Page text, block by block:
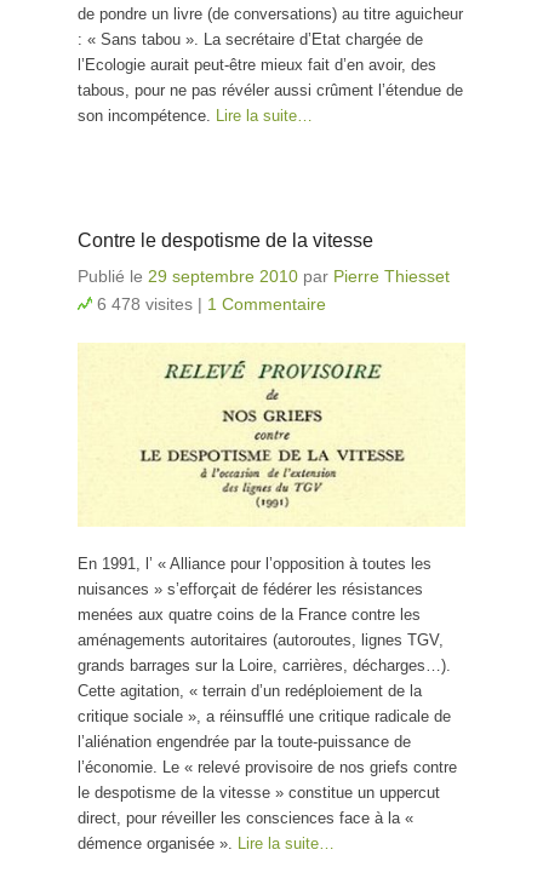
de pondre un livre (de conversations) au titre aguicheur
: « Sans tabou ». La secrétaire d’Etat chargée de
l’Ecologie aurait peut-être mieux fait d’en avoir, des
tabous, pour ne pas révéler aussi crûment l’étendue de
son incompétence.
Lire la suite…
Contre le despotisme de la vitesse
Publié le 29 septembre 2010 par Pierre Thiesset
6 478 visites | 1 Commentaire
En 1991, l’ « Alliance pour l’opposition à toutes les
nuisances » s’efforçait de fédérer les résistances
menées aux quatre coins de la France contre les
aménagements autoritaires (autoroutes, lignes TGV,
grands barrages sur la Loire, carrières, décharges…).
Cette agitation, « terrain d’un redéploiement de la
critique sociale », a réinsufflé une critique radicale de
l’aliénation engendrée par la toute-puissance de
l’économie. Le « relevé provisoire de nos griefs contre
le despotisme de la vitesse » constitue un uppercut
direct, pour réveiller les consciences face à la «
démence organisée ». Lire la suite…